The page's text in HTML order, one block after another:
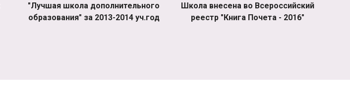
"Лучшая школа дополнительного
образования" за 2013-2014 уч.год
Школа внесена во Всероссийский
реестр "Книга Почета - 2016"